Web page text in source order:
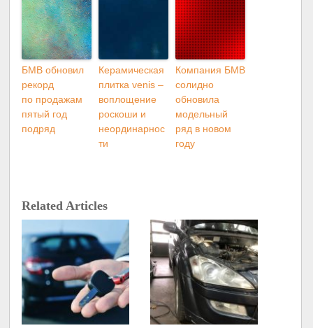
БМВ обновил
рекорд
по продажам
пятый год
подряд
Керамическая
плитка venis –
воплощение
роскоши и
неординарнос
ти
Компания БМВ
солидно
обновила
модельный
ряд в новом
году
Related Articles